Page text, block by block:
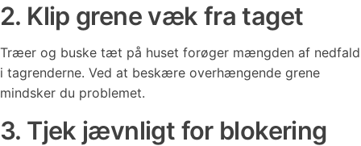
2. Klip grene væk fra taget
Træer og buske tæt på huset forøger mængden af nedfald
i tagrenderne. Ved at beskære overhængende grene
mindsker du problemet.
3. Tjek jævnligt for blokering